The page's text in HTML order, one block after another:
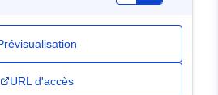
URL d'accès